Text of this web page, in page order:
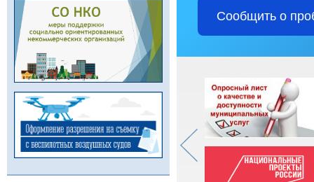
Сообщить о